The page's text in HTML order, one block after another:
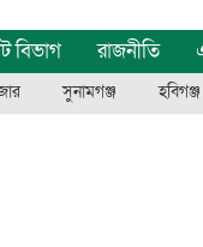
বিভাগ রাজনীতি
সুনামগঞ্জ হবিগঞ্জ